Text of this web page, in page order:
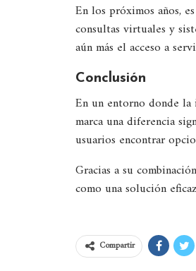
En los próximos años,
consultas virtuales y
aún más el acceso a
Conclusión
En un entorno donde
marca una diferencia
usuarios encontrar
Gracias a su
como una solución
Compartir